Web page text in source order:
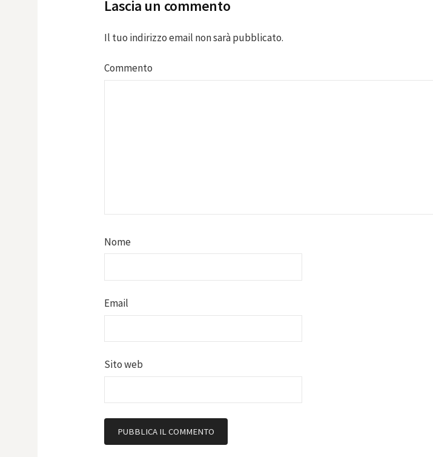
Lascia un commento
Il tuo indirizzo email non sarà pubblicato.
Commento
Nome
Email
Sito web